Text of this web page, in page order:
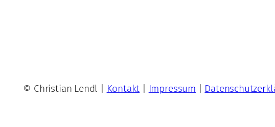
© Christian Lendl | Kontakt Impressum